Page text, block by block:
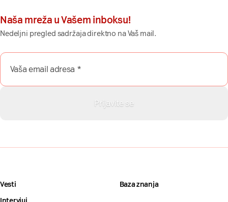
Naša mreža u Vašem inboksu!
Nedeljni pregled sadržaja direktno na Vaš mail.
Vesti
Baza znanja